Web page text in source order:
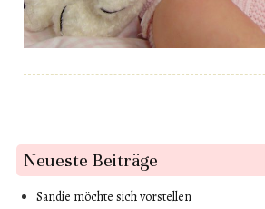
Neueste Beiträge
Sandie möchte sich vorstellen